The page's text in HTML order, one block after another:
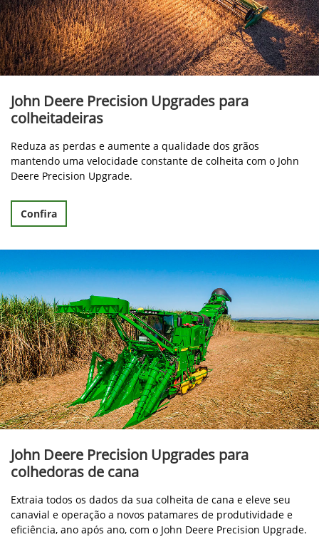
John Deere Precision Upgrades para
colheitadeiras
Reduza as perdas e aumente a qualidade dos grãos
mantendo uma velocidade constante de colheita com o John
Deere Precision Upgrade.
Confira
John Deere Precision Upgrades para
colhedoras de cana
Extraia todos os dados da sua colheita de cana e eleve seu
canavial e operação a novos patamares de produtividade e
eficiência, ano após ano, com o John Deere Precision Upgrade.